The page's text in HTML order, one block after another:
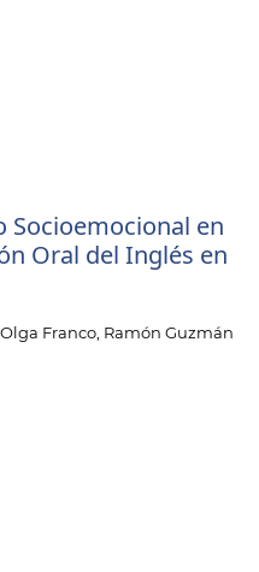
en
Oral del Inglés en
Franco, Ramón Guzmán